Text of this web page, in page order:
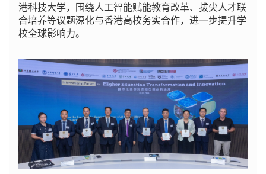
港科技大学，围绕人工智能赋能教育改革、拔尖人才联
合培养等议题深化与香港高校务实合作，进一步提升学
校全球影响力。